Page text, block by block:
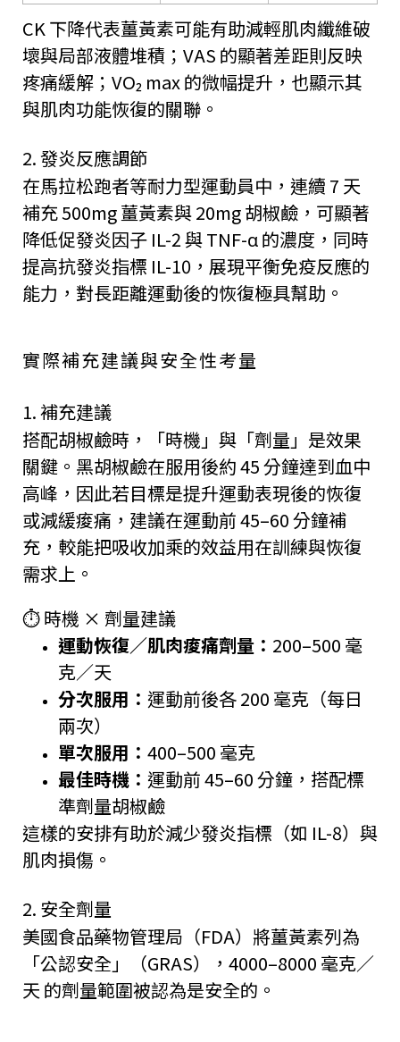
CK 下降代表薑黃素可能有助減輕肌肉纖維破
壞與局部液體堆積；VAS 的顯著差距則反映
疼痛緩解；VO₂ max 的微幅提升，也顯示其
與肌肉功能恢復的關聯。
2. 發炎反應調節
在馬拉松跑者等耐力型運動員中，連續 7 天
補充 500mg 薑黃素與 20mg 胡椒鹼，可顯著
降低促發炎因子 IL-2 與 TNF-α 的濃度，同時
提高抗發炎指標 IL-10，展現平衡免疫反應的
能力，對長距離運動後的恢復極具幫助。
實際補充建議與安全性考量
1. 補充建議
搭配胡椒鹼時，「時機」與「劑量」是效果
關鍵。黑胡椒鹼在服用後約 45 分鐘達到血中
高峰，因此若目標是提升運動表現後的恢復
或減緩痠痛，建議在運動前 45–60 分鐘補
充，較能把吸收加乘的效益用在訓練與恢復
需求上。
⏱ 時機 × 劑量建議
運動恢復／肌肉痠痛劑量： 200–500 毫
克／天
分次服用： 運動前後各 200 毫克（每日
兩次）
單次服用： 400–500 毫克
最佳時機： 運動前 45–60 分鐘，搭配標
準劑量胡椒鹼
這樣的安排有助於減少發炎指標（如 IL-8）與
肌肉損傷。
2. 安全劑量
美國食品藥物管理局（FDA）將薑黃素列為
「公認安全」（GRAS），4000–8000 毫克／
天 的劑量範圍被認為是安全的。